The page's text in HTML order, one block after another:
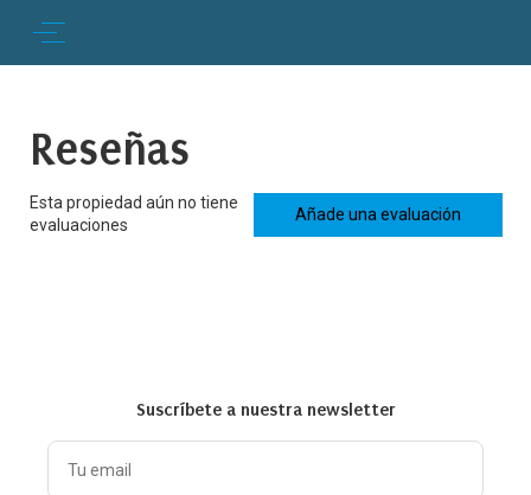
Reseñas
Esta propiedad aún no tiene
evaluaciones
Añade una evaluación
Suscríbete a nuestra newsletter